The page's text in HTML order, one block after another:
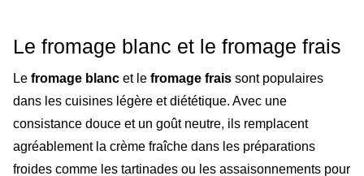
Le fromage blanc et le fromage frais
Le fromage blanc et le fromage frais sont populaires
dans les cuisines légère et diététique. Avec une
consistance douce et un goût neutre, ils remplacent
agréablement la crème fraîche dans les préparations
froides comme les tartinades ou les assaisonnements pour